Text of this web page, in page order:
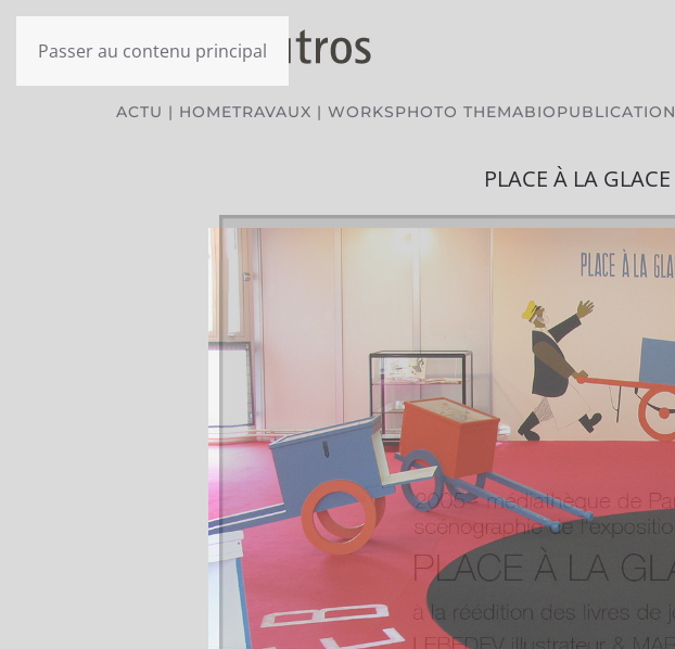
Passer au contenu principal
ACTU | HOMETRAVAUX | WORKSPHOTO THEMABIO
PLACE À LA